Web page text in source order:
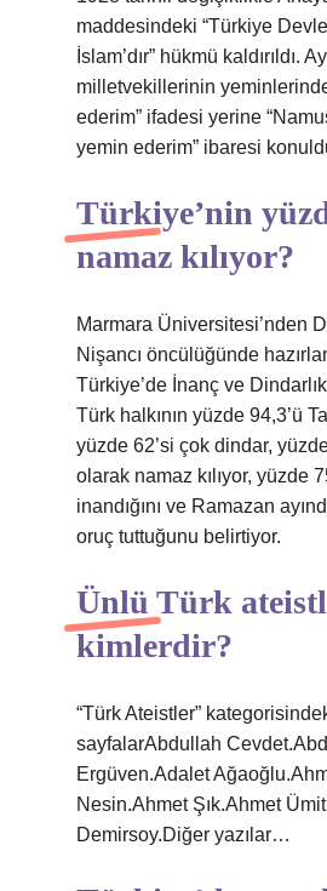
maddesindeki “Türkiye
İslam’dır” hükmü kaldırıldı.
milletvekillerinin
ederim” ifadesi yerine
yemin ederim” ibaresi
Türkiye’nin
namaz kılıyor?
Marmara Üniversitesi’nden
Nişancı öncülüğünde
Türkiye’de İnanç ve
Türk halkının yüzde 94,3’ü
yüzde 62’si çok dindar,
olarak namaz kılıyor, yüzde
inandığını ve Ramazan
oruç tuttuğunu belirtiyor.
Ünlü Türk
kimlerdir?
“Türk Ateistler”
sayfalarAbdullah
Ergüven.Adalet
Nesin.Ahmet Şık.Ahmet
Demirsoy.Diğer yazılar…